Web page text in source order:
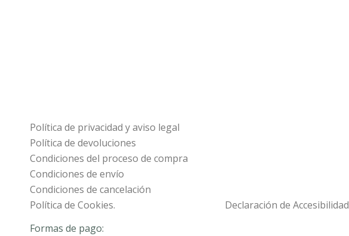
Política de privacidad y aviso legal
Política de devoluciones
Condiciones del proceso de compra
Condiciones de envío
Condiciones de cancelación
Política de Cookies.
Declaración de Accesibilidad
Formas de pago: